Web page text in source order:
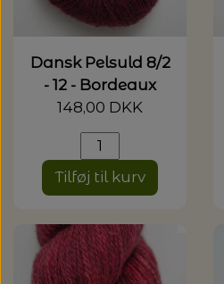
Dansk Pelsuld 8/2
- 12 - Bordeaux
148,00 DKK
Tilføj til kurv